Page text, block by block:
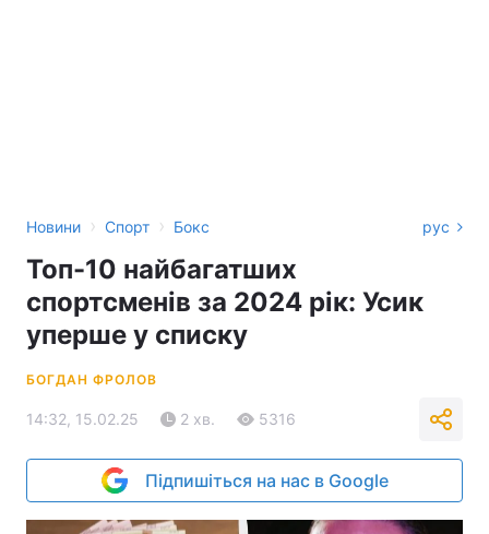
Новини › Спорт › Бокс рус
Топ-10 найбагатших
спортсменів за 2024 рік: Усик
уперше у списку
БОГДАН ФРОЛОВ
14:32, 15.02.25 2 хв. 5316
Підпишіться на нас в Google